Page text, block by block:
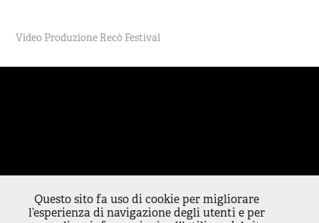
Video Produzione Recò Festival
Questo sito fa uso di cookie per migliorare
l’esperienza di navigazione degli utenti e per